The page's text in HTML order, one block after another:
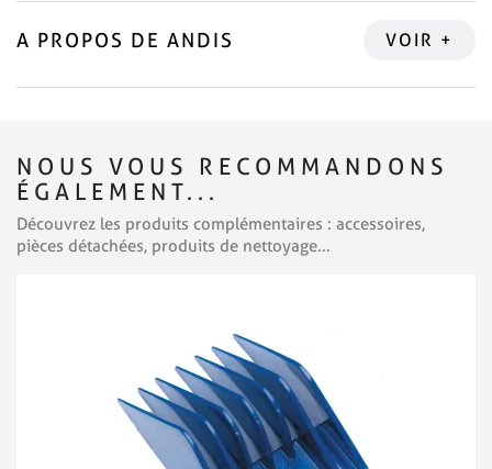
A PROPOS DE ANDIS
NOUS VOUS RECOMMANDONS
ÉGALEMENT...
Découvrez les produits complémentaires : accessoires,
pièces détachées, produits de nettoyage...